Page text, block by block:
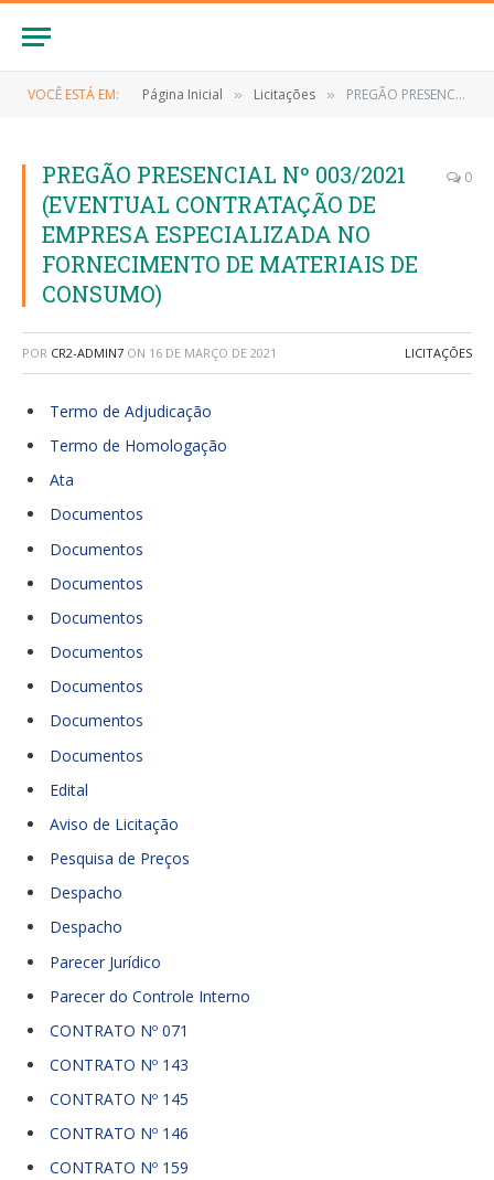
VOCÊ ESTÁ EM: Página Inicial » Licitações » PREGÃO PRESENCIAL Nº 003/2021 (EVENTUAL CONTRATAÇÃO DE EMPRESA ESPECIALIZADA NO FORNECIMENTO DE MATERIAIS DE CONSUMO)
PREGÃO PRESENCIAL Nº 003/2021
(EVENTUAL CONTRATAÇÃO DE
EMPRESA ESPECIALIZADA NO
FORNECIMENTO DE MATERIAIS DE
CONSUMO)
0
POR CR2-ADMIN7 ON 16 DE MARÇO DE 2021 LICITAÇÕES
Termo de Adjudicação
Termo de Homologação
Ata
Documentos
Documentos
Documentos
Documentos
Documentos
Documentos
Documentos
Documentos
Edital
Aviso de Licitação
Pesquisa de Preços
Despacho
Despacho
Parecer Jurídico
Parecer do Controle Interno
CONTRATO Nº 071
CONTRATO Nº 143
CONTRATO Nº 145
CONTRATO Nº 146
CONTRATO Nº 159